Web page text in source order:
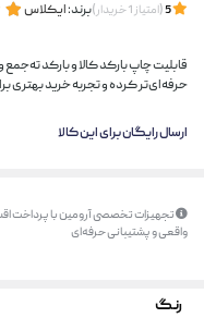
(امتیاز1خریدار)برند:ایکلاس
قابلیت چاپ بارکد کالا و بارکد
حرفه‌ای‌تر کرده و تجربه خرید بهتری
ارسال رایگان برای این کالا
تجهیزات تخصصی آرومین با پرداخت
واقعی و پشتیبانی حرفه‌ای
رنگ